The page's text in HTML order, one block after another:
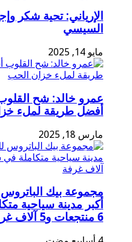
الإرياني: تحية شكر
السيسي
مايو 14, 2025
عمرو خالد: شح
أفضل طريقة لملء
مارس 18, 2025
أكبر مدينة سياحية
6 منتجعات و5 آلاف غرفة